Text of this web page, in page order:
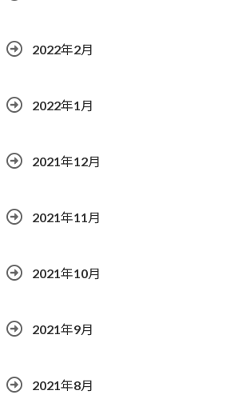
2022年2月
2022年1月
2021年12月
2021年11月
2021年10月
2021年9月
2021年8月